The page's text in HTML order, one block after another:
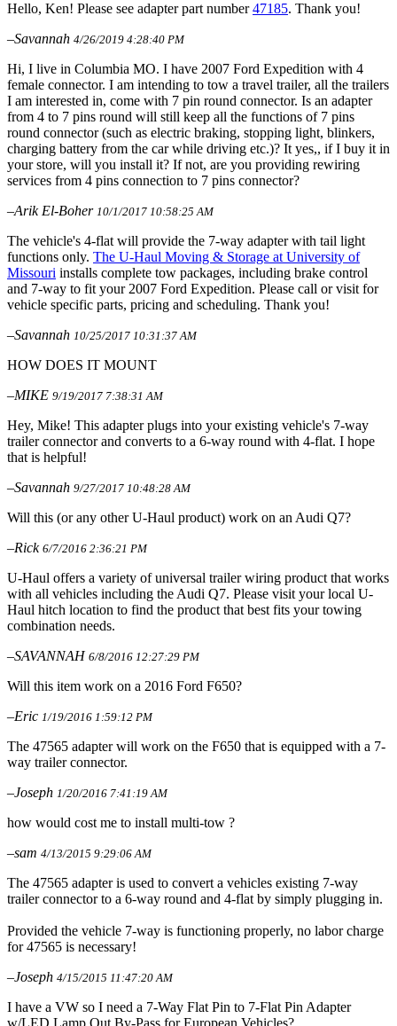
Hello, Ken! Please see adapter part number47185. Thank you!
–Savannah 4/26/2019 4:28:40 PM
Hi, I live in Columbia MO. I have 2007 Ford Expedition with 4
female connector. I am intending to tow a travel trailer, all the trailers
I am interested in, come with 7 pin round connector. Is an adapter
from 4 to 7 pins round will still keep all the functions of 7 pins
round connector (such as electric braking, stopping light, blinkers,
charging battery from the car while driving etc.)? It yes,, if I buy it in
your store, will you install it? If not, are you providing rewiring
services from 4 pins connection to 7 pins connector?
–Arik El-Boher 10/1/2017 10:58:25 AM
The vehicle's 4-flat will provide the 7-way adapter with tail light
functions only. The U-Haul Moving & Storage at University of
Missouri installs complete tow packages, including brake control
and 7-way to fit your 2007 Ford Expedition. Please call or visit for
vehicle specific parts, pricing and scheduling. Thank you!
–Savannah 10/25/2017 10:31:37 AM
HOW DOES IT MOUNT
–MIKE 9/19/2017 7:38:31 AM
Hey, Mike! This adapter plugs into your existing vehicle's 7-way
trailer connector and converts to a 6-way round with 4-flat. I hope
that is helpful!
–Savannah 9/27/2017 10:48:28 AM
Will this (or any other U-Haul product) work on an Audi Q7?
–Rick 6/7/2016 2:36:21 PM
U-Haul offers a variety of universal trailer wiring product that works
with all vehicles including the Audi Q7. Please visit your local U-
Haul hitch location to find the product that best fits your towing
combination needs.
–SAVANNAH 6/8/2016 12:27:29 PM
Will this item work on a 2016 Ford F650?
–Eric 1/19/2016 1:59:12 PM
The 47565 adapter will work on the F650 that is equipped with a 7-
way trailer connector.
–Joseph 1/20/2016 7:41:19 AM
how would cost me to install multi-tow ?
–sam 4/13/2015 9:29:06 AM
The 47565 adapter is used to convert a vehicles existing 7-way
trailer connector to a 6-way round and 4-flat by simply plugging in.
Provided the vehicle 7-way is functioning properly, no labor charge
for 47565 is necessary!
–Joseph 4/15/2015 11:47:20 AM
I have a VW so I need a 7-Way Flat Pin to 7-Flat Pin Adapter
w/LED Lamp Out By-Pass for European Vehicles?